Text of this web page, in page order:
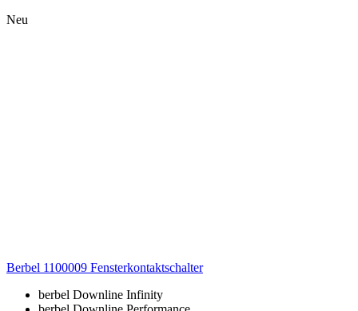
Neu
Berbel 1100009 Fensterkontaktschalter
berbel Downline Infinity